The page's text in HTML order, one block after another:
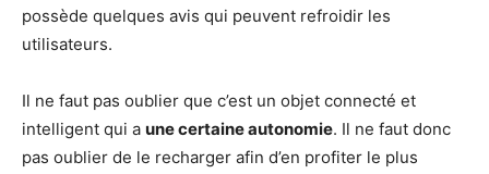
possède quelques avis qui peuvent refroidir les
utilisateurs.
Il ne faut pas oublier que c’est un objet connecté et
intelligent qui a une certaine autonomie. Il ne faut donc
pas oublier de le recharger afin d’en profiter le plus